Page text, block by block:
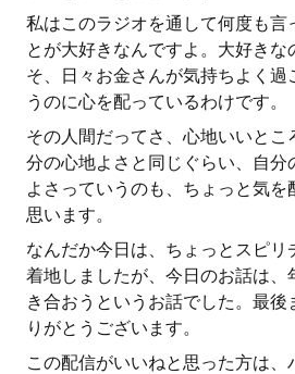
私はこのラジオを通して何度も言
とが大好きなんですよ。大好きな
そ、日々お金さんが気持ちよく過
うのに心を配っているわけです。
その人間だってさ、心地いいとこ
分の心地よさと同じぐらい、自分
よさっていうのも、ちょっと気を
思います。
なんだか今日は、ちょっとスピリ
着地しましたが、今日のお話は、
き合おうというお話でした。最後
りがとうございます。
この配信がいいねと思った方は